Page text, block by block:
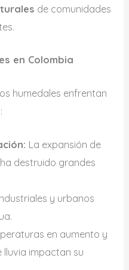
de comunidades
en Colombia
humedales enfrentan
La expansión de
destruido grandes
y urbanos
en aumento y
lluvia impactan su